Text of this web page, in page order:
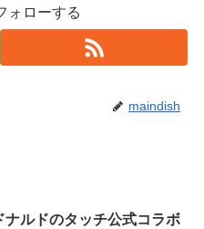
ォローする
maindish
ナルドのタッチ公式コラボ